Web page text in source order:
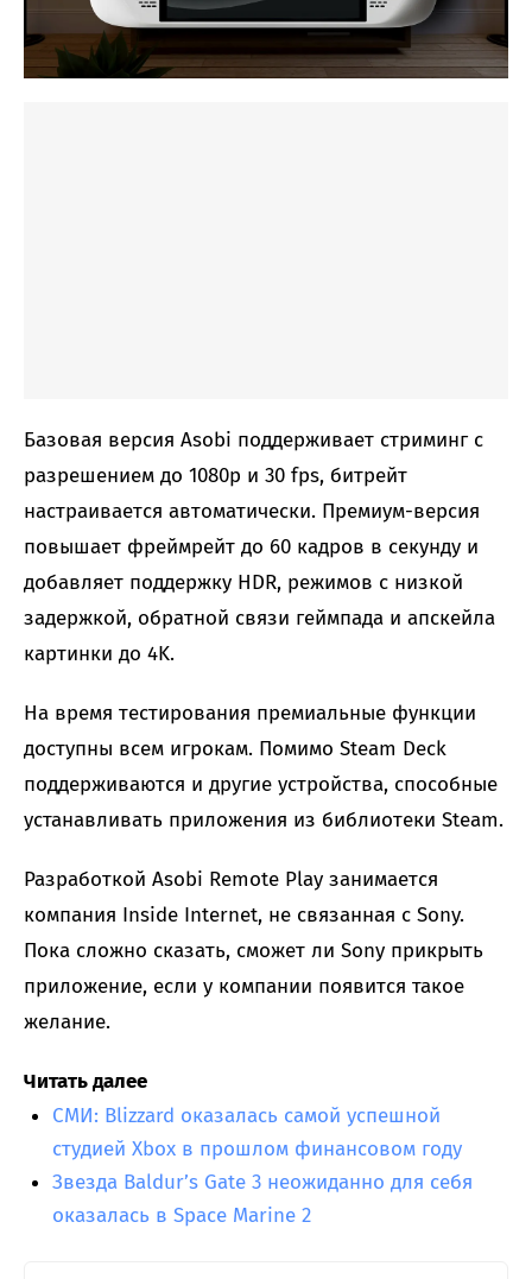
Базовая версия Asobi поддерживает стриминг с
разрешением до 1080p и 30 fps, битрейт
настраивается автоматически. Премиум-версия
повышает фреймрейт до 60 кадров в секунду и
добавляет поддержку HDR, режимов с низкой
задержкой, обратной связи геймпада и апскейла
картинки до 4K.
На время тестирования премиальные функции
доступны всем игрокам. Помимо Steam Deck
поддерживаются и другие устройства, способные
устанавливать приложения из библиотеки Steam.
Разработкой Asobi Remote Play занимается
компания Inside Internet, не связанная с Sony.
Пока сложно сказать, сможет ли Sony прикрыть
приложение, если у компании появится такое
желание.
Читать далее
СМИ: Blizzard оказалась самой успешной
студией Xbox в прошлом финансовом году
Звезда Baldur’s Gate 3 неожиданно для себя
оказалась в Space Marine 2